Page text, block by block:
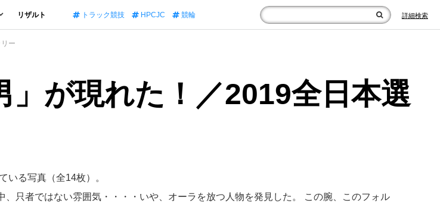
リザルト トラック競技 HPCJC 競輪 詳細検索
ー
が現れた！／2019全日本選
いる写真（全14枚）。
只者ではない雰囲気・・・・いや、オーラを放つ人物を発見した。 この腕、このフォル